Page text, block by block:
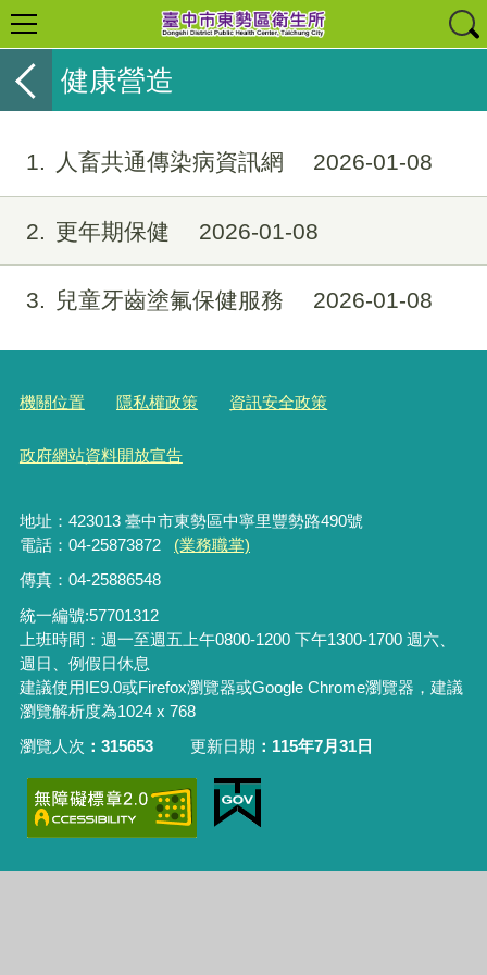
健康營造
1 人畜共通傳染病資訊網 2026-01-08
2 更年期保健 2026-01-08
3 兒童牙齒塗氟保健服務 2026-01-08
機關位置 隱私權政策 資訊安全政策
政府網站資料開放宣告
地址：423013 臺中市東勢區中寧里豐勢路490號
電話：04-25873872
(業務職掌)
傳真：04-25886548
統一編號:57701312
上班時間：週一至週五上午0800-1200 下午1300-1700 週六、
週日、例假日休息
建議使用IE9.0或Firefox瀏覽器或Google Chrome瀏覽器，建議
瀏覽解析度為1024 x 768
瀏覽人次
315653 更新日期 115年7月31日